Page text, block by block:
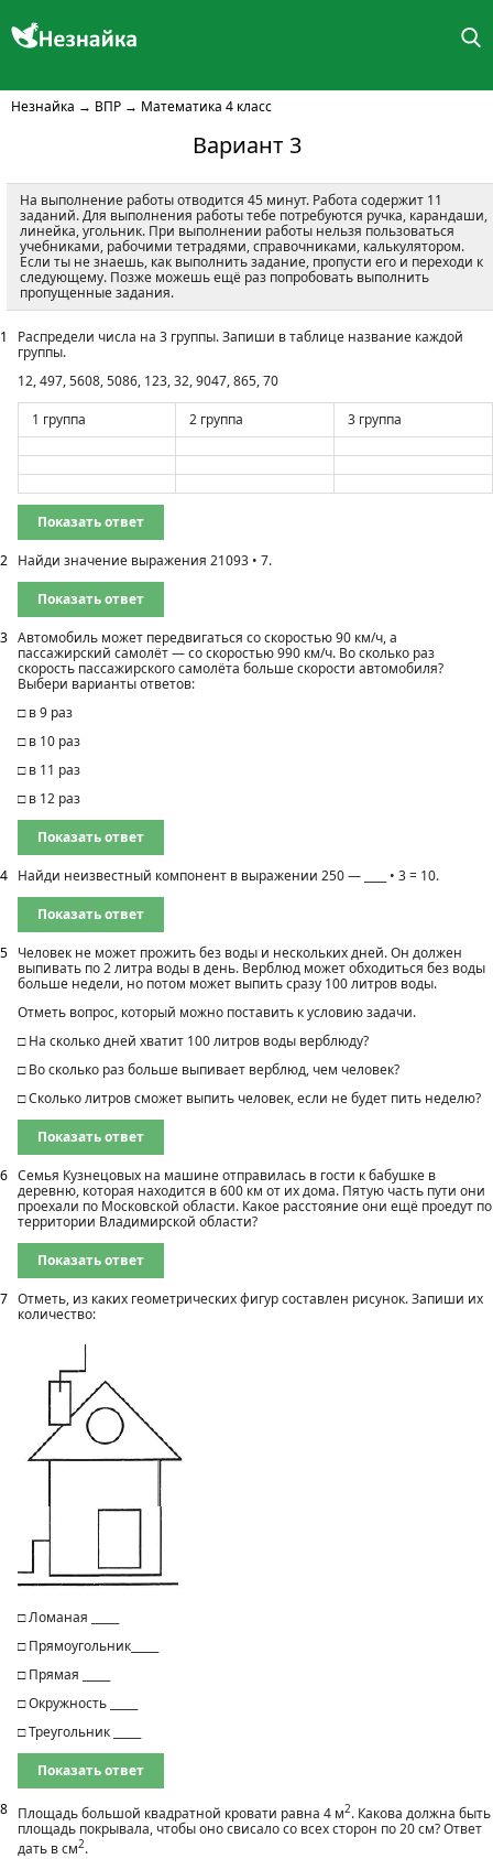
Незнайка → ВПР → Математика 4 класс
Вариант 3
На выполнение работы отводится 45 минут. Работа содержит 11
заданий. Для выполнения работы тебе потребуются ручка, карандаши,
линейка, угольник. При выполнении работы нельзя пользоваться
учебниками, рабочими тетрадями, справочниками, калькулятором.
Если ты не знаешь, как выполнить задание, пропусти его и переходи к
следующему. Позже можешь ещё раз попробовать выполнить
пропущенные задания.
1
Распредели числа на 3 группы. Запиши в таблице название каждой
группы.
12, 497, 5608, 5086, 123, 32, 9047, 865, 70
1 группа 2 группа 3 группа
Показать ответ
2 Найди значение выражения 21093 • 7.
Показать ответ
3 Автомобиль может передвигаться со скоростью 90 км/ч, а
пассажирский самолёт — со скоростью 990 км/ч. Во сколько раз
скорость пассажирского самолёта больше скорости автомобиля?
Выбери варианты ответов:
□ в 9 раз
□ в 10 раз
□ в 11 раз
□ в 12 раз
Показать ответ
4 Найди неизвестный компонент в выражении 250 — ____ • 3 = 10.
Показать ответ
5
Человек не может прожить без воды и нескольких дней. Он должен
выпивать по 2 литра воды в день. Верблюд может обходиться без воды
больше недели, но потом может выпить сразу 100 литров воды.
Отметь вопрос, который можно поставить к условию задачи.
□ На сколько дней хватит 100 литров воды верблюду?
□ Во сколько раз больше выпивает верблюд, чем человек?
□ Сколько литров сможет выпить человек, если не будет пить неделю?
Показать ответ
6 Семья Кузнецовых на машине отправилась в гости к бабушке в
деревню, которая находится в 600 км от их дома. Пятую часть пути они
проехали по Московской области. Какое расстояние они ещё проедут по
территории Владимирской области?
Показать ответ
7 Отметь, из каких геометрических фигур составлен рисунок. Запиши их
количество:
□ Ломаная _____
□ Прямоугольник_____
□ Прямая _____
□ Окружность _____
□ Треугольник _____
Показать ответ
8 Площадь большой квадратной кровати равна 4 м2. Какова должна быть
площадь покрывала, чтобы оно свисало со всех сторон по 20 см? Ответ
дать в см2.